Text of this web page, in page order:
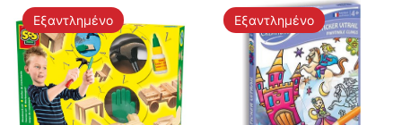
Εξαντλημένο Εξαντλημένο